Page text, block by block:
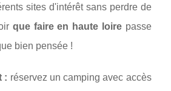
sites d'intérêt sans perdre de
que faire en haute loirepasse
bien pensée !
: réservez un camping avec accès